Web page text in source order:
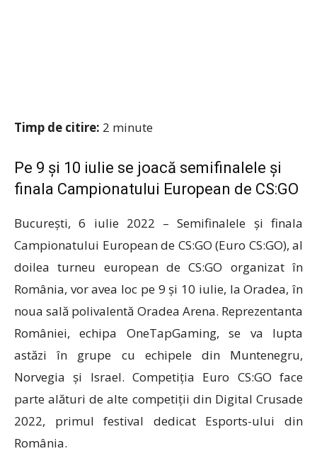
Timp de citire: 2 minute
Pe 9 și 10 iulie se joacă semifinalele și
finala Campionatului European de CS:GO
București, 6 iulie 2022 – Semifinalele și finala
Campionatului European de CS:GO (Euro CS:GO), al
doilea turneu european de CS:GO organizat în
România, vor avea loc pe 9 și 10 iulie, la Oradea, în
noua sală polivalentă Oradea Arena. Reprezentanta
României, echipa OneTapGaming, se va lupta
astăzi în grupe cu echipele din Muntenegru,
Norvegia și Israel. Competiția Euro CS:GO face
parte alături de alte competiții din Digital Crusade
2022, primul festival dedicat Esports-ului din
România.